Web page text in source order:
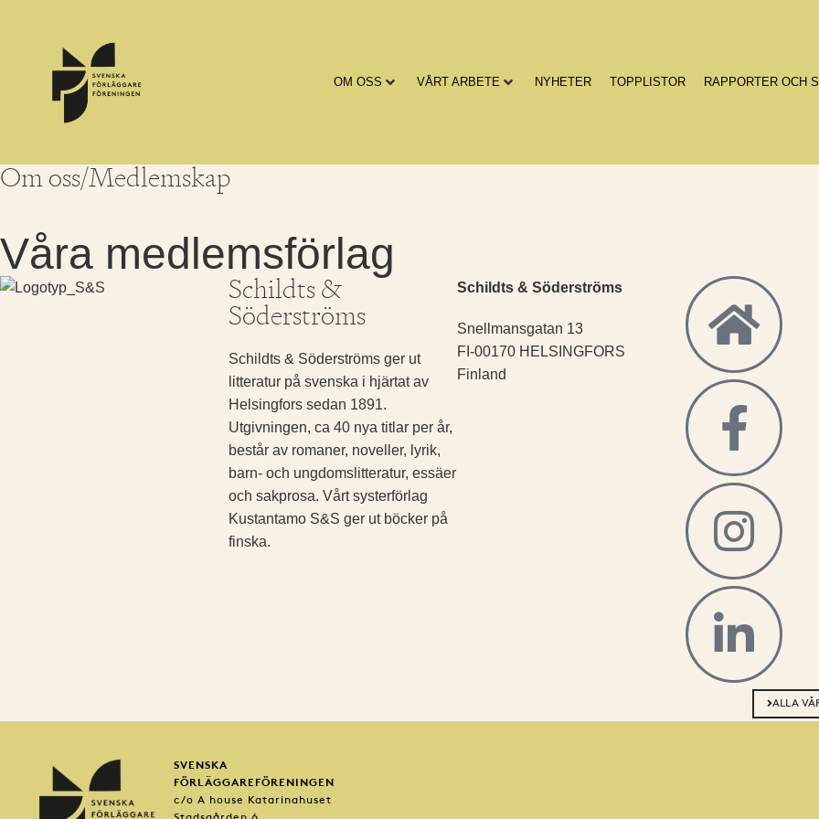
OM OSS VÅRT ARBETE NYHETER TOPPLISTOR RAPPORTER OCH
Om oss/Medlemskap
Våra medlemsförlag
Schildts &
Söderströms
Schildts & Söderströms ger ut
litteratur på svenska i hjärtat av
Helsingfors sedan 1891.
Utgivningen, ca 40 nya titlar per år,
består av romaner, noveller, lyrik,
barn- och ungdomslitteratur, essäer
och sakprosa. Vårt systerförlag
Kustantamo S&S ger ut böcker på
finska.
Schildts & Söderströms
Snellmansgatan 13
FI-00170 HELSINGFORS
Finland
ALLA
SVENSKA
FÖRLÄGGAREFÖRENINGEN
c/o A house Katarinahuset